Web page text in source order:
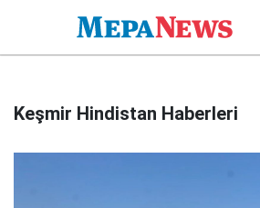
Keşmir Hindistan Haberleri